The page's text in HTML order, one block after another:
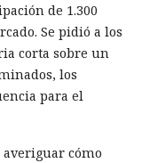
de 1.300
Se pidió a los
corta sobre un
los
para el
cómo